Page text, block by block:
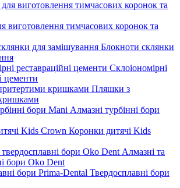
виготовлення тимчасових коронок та
Блокноти склянки
Склоіономірні
цементи
Пляшки з
Алмазні турбінні бори
Коронки дитячі Kids
Алмазні та
бори Oko Dent
Твердосплавні бори